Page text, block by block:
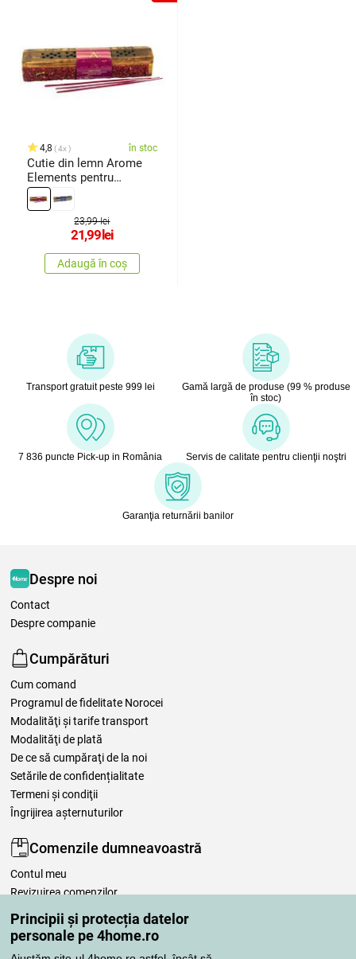
Principii și protecția datelor
personale pe 4home.ro
4,8 4x în stoc
Cutie din lemn Arome
Elements pentru
bețișoare parfumate, 10
bețișoare, Foc
23,99 lei
21,99lei
Adaugă în coș
Transport gratuit peste 999 lei
Gamă largă de produse (99 % produse
în stoc)
7 836 puncte Pick-up in România Servis de calitate pentru clienţii noştri
Garanţia returnării banilor
Despre noi
Contact
Despre companie
Cumpărături
Cum comand
Programul de fidelitate Norocei
Modalităţi şi tarife transport
Modalităţi de plată
De ce să cumpăraţi de la noi
Setările de confidențialitate
Termeni şi condiţii
Îngrijirea așternuturilor
Comenzile dumneavoastră
Contul meu
Revizuirea comenzilor
Reclamaţii
Retragere de la contract
Regulile de procesare a recenziilor